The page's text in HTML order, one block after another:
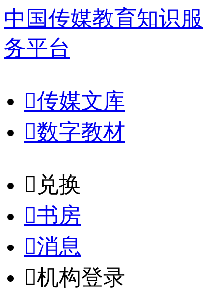
中国传媒教育知识服
务平台
传媒文库
数字教材
𐈈 兑换
书房
消息
机构登录